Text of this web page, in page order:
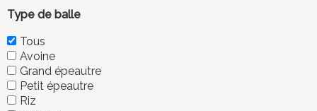
Type de balle
Tous
Avoine
Grand épeautre
Petit épeautre
Riz